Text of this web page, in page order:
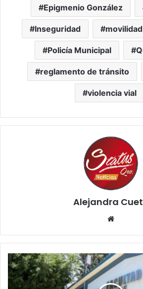
Epigmenio González
Inseguridad movilidad
Policía Municipal
reglamento de tránsito
violencia vial
Alejandra
UAQ
inaugura
Foro